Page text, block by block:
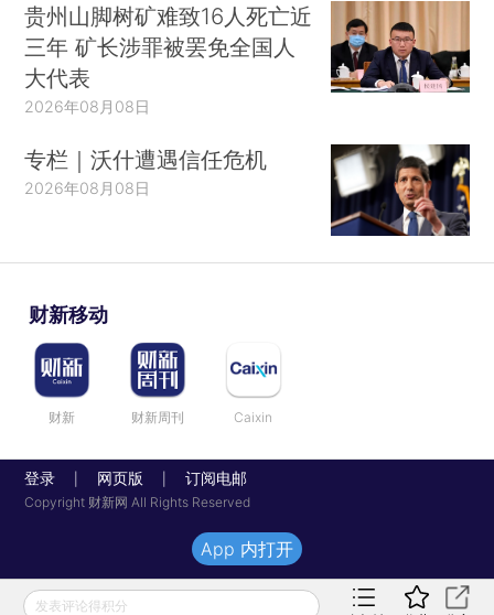
贵州山脚树矿难致16人死亡近
三年 矿长涉罪被罢免全国人
大代表
2026年08月08日
专栏｜沃什遭遇信任危机
2026年08月08日
财新移动
财新 财新周刊 Caixin
登录 网页版 订阅电邮
Copyright 财新网 All Rights Reserved
发表评论得积分
App 内打开